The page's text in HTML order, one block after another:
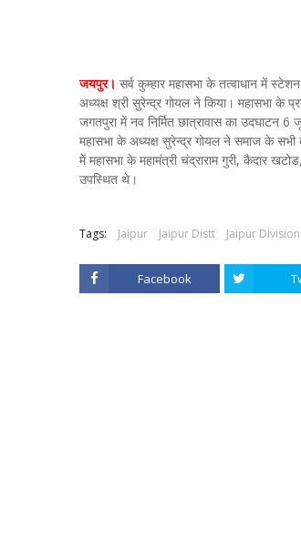
जयपुर। सर्व कुम्हार महासभा के तत्वाधान में
अध्यक्ष श्री सुरेन्द्र गोयल ने किया। महासभा के
जगतपुरा में नव निर्मित छात्रावास का उदघाटन
महासभा के अध्यक्ष सुरेन्द्र गोयल ने समाज के
में महासभा के महामंत्री चंद्राराम गुरी, कैदार
उपस्थित थे।
Tags: Jaipur Jaipur Distt Jaipur Division
Facebook